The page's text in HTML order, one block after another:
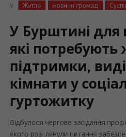
У
Житло Новини громад
У Бурштині для
які потребують
підтримки,
кімнати у
гуртожитку
Відбулося чергове засідання
якого розглянули питання